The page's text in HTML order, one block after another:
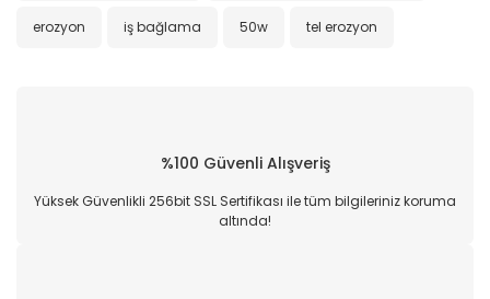
erozyon iş bağlama 50w tel erozyon
%100 Güvenli Alışveriş
Yüksek Güvenlikli 256bit SSL Sertifikası ile tüm bilgileriniz koruma
altında!